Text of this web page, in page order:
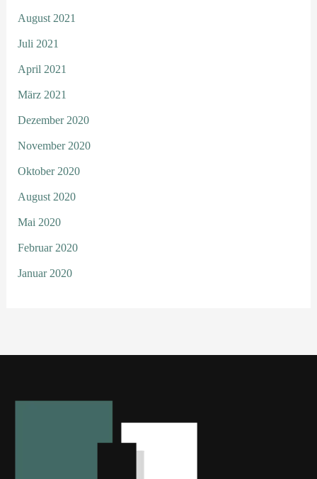
August 2021
Juli 2021
April 2021
März 2021
Dezember 2020
November 2020
Oktober 2020
August 2020
Mai 2020
Februar 2020
Januar 2020